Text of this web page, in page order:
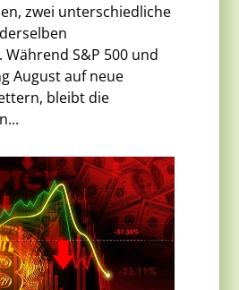
zwei unterschiedliche
S&P 500 und
August auf neue
bleibt die